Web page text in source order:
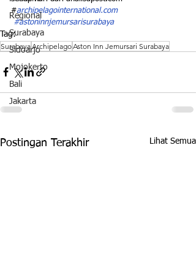
Regional
Surabaya
Sidoarjo
Mojokerto
Bali
Jakarta
#archipelagointernational.com
#astoninnjemursarisurabaya
Tag:
SurabayaArchipelagoAston Inn Jemursari Surabaya
Postingan Terakhir Lihat Semua